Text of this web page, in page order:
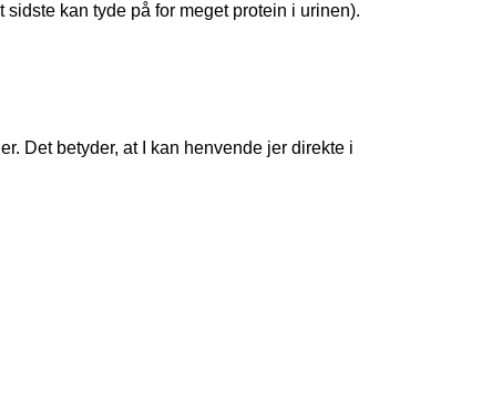
kan tyde på for meget protein i urinen).
Det betyder, at I kan henvende jer direkte i